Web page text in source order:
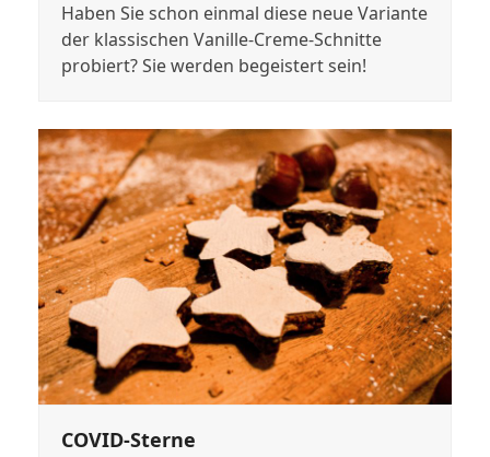
Haben Sie schon einmal diese neue Variante
der klassischen Vanille-Creme-Schnitte
probiert? Sie werden begeistert sein!
COVID-Sterne